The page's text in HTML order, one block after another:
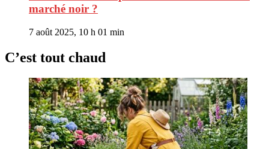
marché noir ?
7 août 2025, 10 h 01 min
C’est tout chaud